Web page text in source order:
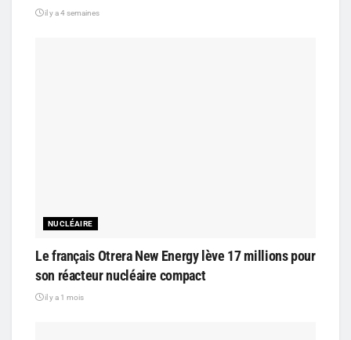
il y a 4 semaines
NUCLÉAIRE
Le français Otrera New Energy lève 17 millions pour
son réacteur nucléaire compact
il y a 1 mois